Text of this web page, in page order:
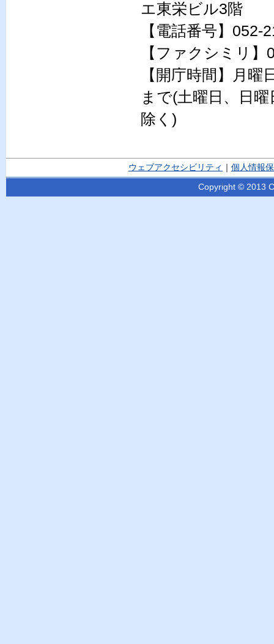
エ東栄ビル3階
【電話番号】052-
【ファクシミリ】
【開庁時間】月
まで(土曜日、日
除く)
ウェブアクセシビリティ 個人情報
Copyright © 2013